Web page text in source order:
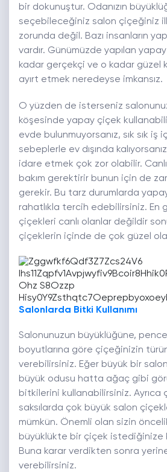
bir dokunuştur. Odanızın
seçebileceğiniz salon çiçeğiniz
zorunda değil. Bazı insanların
vardır. Günümüzde yapılan
kadar gerçekçi ve o kadar güzel
ayırt etmek neredeyse imkansız.
O yüzden de isterseniz
köşesinde yapay çiçek
evde bulunmuyorsanız, sık sık iş
sebeplerle ev dışında
idare etmek çok zor olabilir.
bakım gerektirir bunun için de
gerekir. Bu tarz durumlarda
rahatlıkla tercih edebilirsiniz. En
çiçekleri canlı olanlar değildir
çiçeklerin içinde de çok güzel
Salonlarda Bitki Kullanımı
Salonunuzun büyüklüğüne,
boyutlarına göre çiçeğinizin
verebilirsiniz. Eğer büyük bir
büyük odusu hatta ağaç gibi
bitkilerini kullanabilirsiniz. Ayrıca
saksılarda çok büyük salon
mümkün. Önemli olan sizin
büyüklükte bir çiçek istediğinize
Buna karar verdikten sonra
verebilirsiniz.